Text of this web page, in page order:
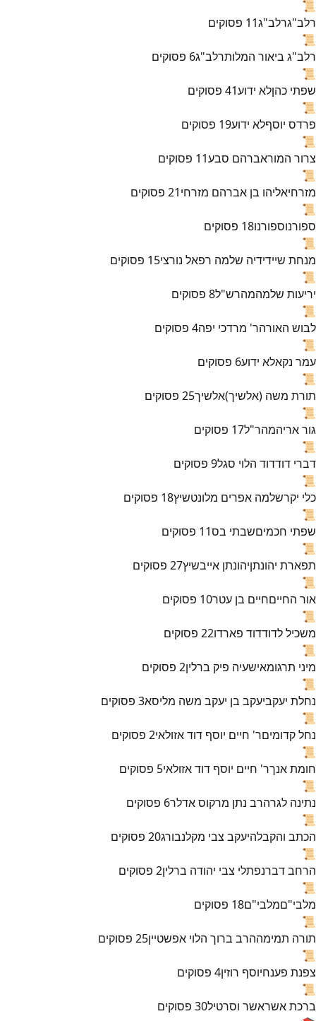
📜
רלב"גרלב"ג11 פסוקים
📜
רלב"ג ביאור המלותרלב"ג6 פסוקים
📜
שפתי כהןלא ידוע41 פסוקים
📜
פרדס יוסףלא ידוע19 פסוקים
📜
צרור המוראברהם סבע11 פסוקים
📜
מזרחיאליהו בן אברהם מזרחי21 פסוקים
📜
ספורנוספורנו18 פסוקים
📜
מנחת שיידידיה שלמה רפאל נורצי15 פסוקים
📜
יריעות שלמהמהרש"ל8 פסוקים
📜
לבוש האורהר' מרדכי יפה4 פסוקים
📜
עמר נקאלא ידוע6 פסוקים
📜
תורת משה (אלשיך)אלשיך25 פסוקים
📜
גור אריהמהר"ל17 פסוקים
📜
דברי דודדוד הלוי סגל9 פסוקים
📜
כלי יקרשלמה אפרים מלונטשיץ18 פסוקים
📜
שפתי חכמיםשבתי בס11 פסוקים
📜
תפארת יהונתןיהונתן אייבשיץ27 פסוקים
📜
אור החייםחיים בן עטר10 פסוקים
📜
משכיל לדודדוד פארדו22 פסוקים
📜
מיני תרגומאישעיה פיק ברלין2 פסוקים
📜
נחלת יעקביעקב בן יעקב משה מליסא3 פסוקים
📜
נחל קדומיםר' חיים יוסף דוד אזולאי2 פסוקים
📜
חומת אנךר' חיים יוסף דוד אזולאי5 פסוקים
📜
נתינה לגרהרב נתן מרקוס אדלר6 פסוקים
📜
הכתב והקבלהיעקב צבי מקלנבורג20 פסוקים
📜
הרחב דברנפתלי צבי יהודה ברלין2 פסוקים
📜
מלבי"םמלבי"ם18 פסוקים
📜
תורה תמימההרב ברוך הלוי אפשטיין25 פסוקים
📜
צפנת פענחיוסף רוזין4 פסוקים
📜
ברכת אשראשר וסרטיל30 פסוקים